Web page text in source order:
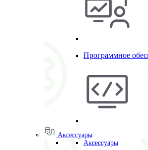
Программное
Аксессуары
Аксессуары